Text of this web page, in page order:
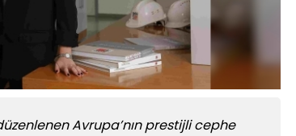
Avrupa’nın prestijli cephe